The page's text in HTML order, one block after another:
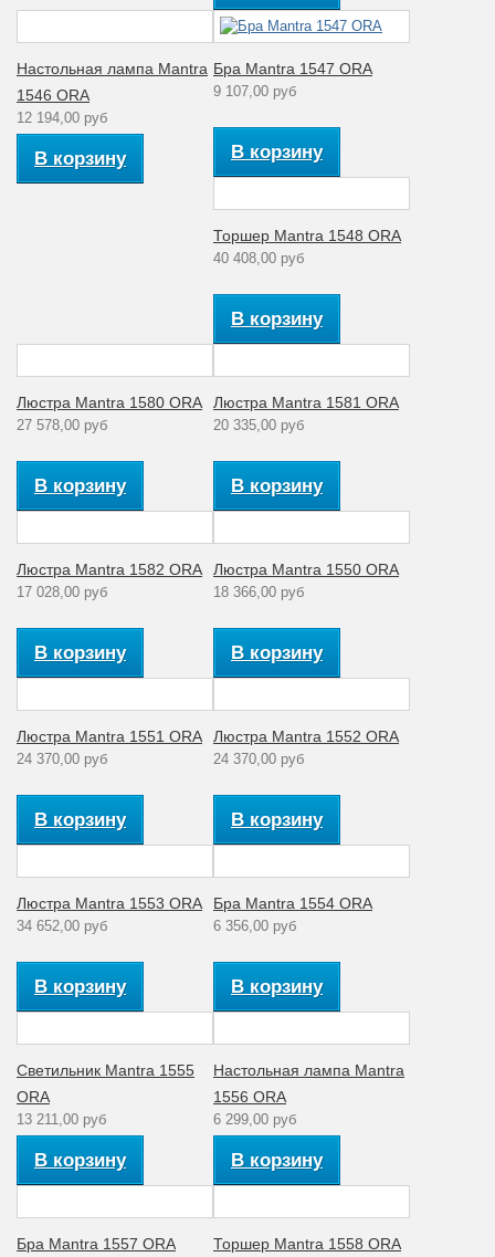
Рабочее
Аналог лампе
накаливания
(Вт)
Количество
плафонов
Настольная лампа Mantra
1546 ORA
12 194,00 руб
В корзину
Бра Mantra 1547 ORA
9 107,00 руб
В корзину
Торшер Mantra 1548 ORA
40 408,00 руб
В корзину
Люстра Mantra 1580 ORA
27 578,00 руб
В корзину
Люстра Mantra 1581 ORA
20 335,00 руб
В корзину
Люстра Mantra 1582 ORA
17 028,00 руб
В корзину
Люстра Mantra 1550 ORA
18 366,00 руб
В корзину
Люстра Mantra 1551 ORA
24 370,00 руб
В корзину
Люстра Mantra 1552 ORA
24 370,00 руб
В корзину
Люстра Mantra 1553 ORA
34 652,00 руб
В корзину
Бра Mantra 1554 ORA
6 356,00 руб
В корзину
Светильник Mantra 1555
ORA
13 211,00 руб
В корзину
Настольная лампа Mantra
1556 ORA
6 299,00 руб
В корзину
Бра Mantra 1557 ORA Торшер Mantra 1558 ORA